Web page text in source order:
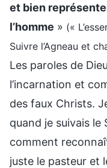
et bien
l’homme » («
Suivre l’Agneau et
Les paroles de
l’incarnation et
des faux Christs.
quand je suivais le
comment
juste le pasteur et